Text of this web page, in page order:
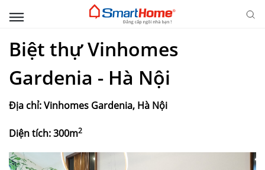
Biệt thự Vinhomes
Gardenia - Hà Nội
Địa chỉ: Vinhomes Gardenia, Hà Nội
Diện tích: 300m2